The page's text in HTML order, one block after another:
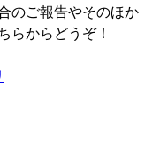
のご報告やそのほか
らからどうぞ！